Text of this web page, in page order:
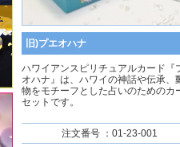
旧)プエオハナ
ハワイアンスピリチュアルカード『
オハナ』は、ハワイの神話や伝承、
物をモチーフとした占いのためのカ
セットです。
注文番号 ：01-23-001